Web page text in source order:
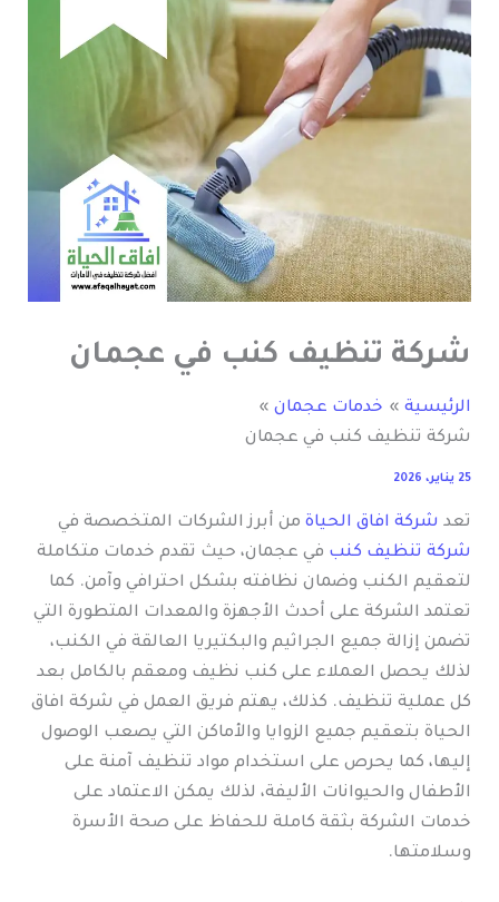
شركة تنظيف كنب في عجمان
الرئيسية
خدمات عجمان
شركة تنظيف كنب في عجمان
25 يناير، 2026
تعد شركة افاق الحياة من أبرز الشركات المتخصصة في
شركة تنظيف كنب في عجمان، حيث تقدم خدمات متكاملة
لتعقيم الكنب وضمان نظافته بشكل احترافي وآمن. كما
تعتمد الشركة على أحدث الأجهزة والمعدات المتطورة التي
تضمن إزالة جميع الجراثيم والبكتيريا العالقة في الكنب،
لذلك يحصل العملاء على كنب نظيف ومعقم بالكامل بعد
كل عملية تنظيف. كذلك، يهتم فريق العمل في شركة افاق
الحياة بتعقيم جميع الزوايا والأماكن التي يصعب الوصول
إليها، كما يحرص على استخدام مواد تنظيف آمنة على
الأطفال والحيوانات الأليفة، لذلك يمكن الاعتماد على
خدمات الشركة بثقة كاملة للحفاظ على صحة الأسرة
وسلامتها.